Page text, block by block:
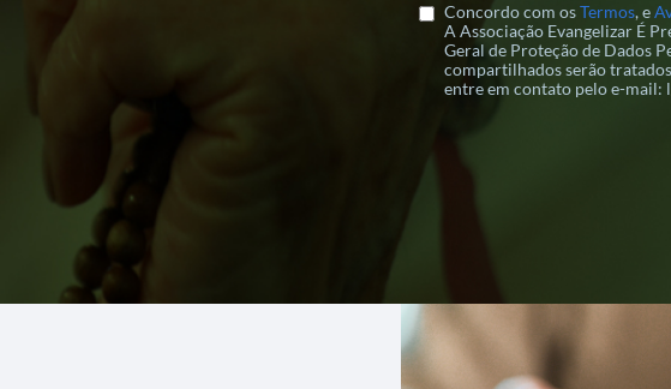
Concordo com osTermos, e
A Associação Evangelizar É
Geral de Proteção de Dados
compartilhados serão
entre em contato pelo e-mail: